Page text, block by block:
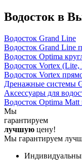
Водосток в
Водосток Grand Line
Водосток Grand Line
Водосток Optima
Водосток Vortex
Водосток Vortex
Дренажные системы
Аксессуары для
Водосток Optima
Мы
гарантируем
лучшую цену!
Мы гарантируем